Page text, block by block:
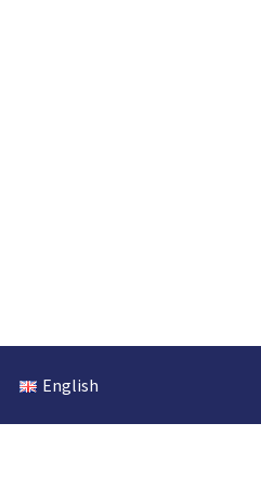
English